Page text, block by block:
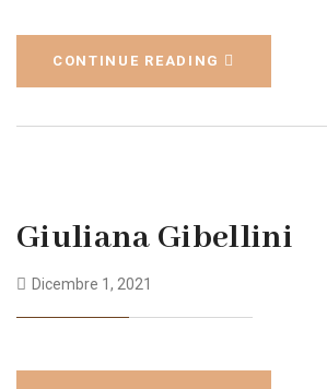
CONTINUE READING
Giuliana Gibellini
Dicembre 1, 2021